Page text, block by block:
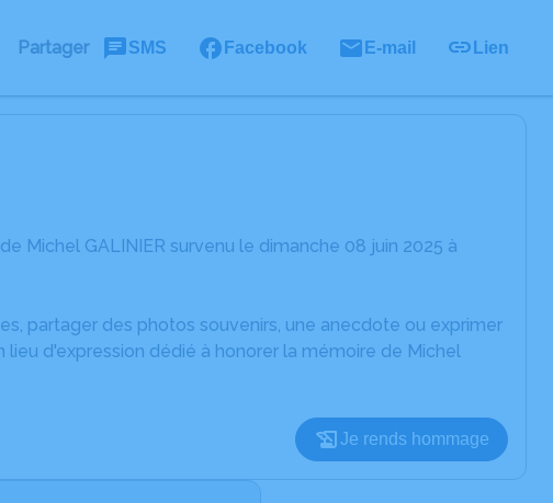
Partager SMS Facebook E-mail Lien
Michel GALINIER survenu le dimanche 08 juin 2025 à
partager des photos souvenirs, une anecdote ou exprimer
d'expression dédié à honorer la mémoire de Michel
Je rends hommage